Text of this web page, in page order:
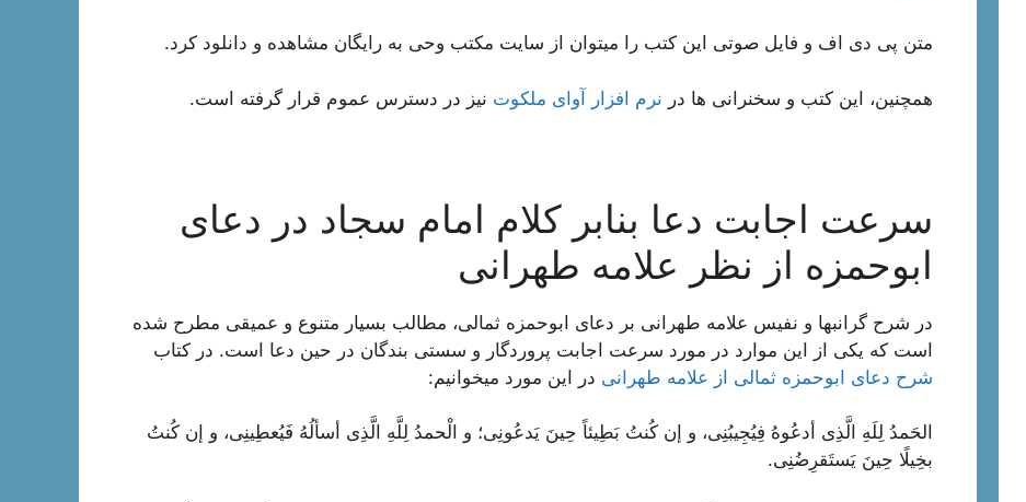
متن پی دی اف و فایل صوتی این کتب را میتوان از سایت مکتب وحی به رایگان مشاهده و دانلود کرد.
همچنین، این کتب و سخنرانی ها در نرم افزار آوای ملکوت نیز در دسترس عموم قرار گرفته است.
سرعت اجابت دعا بنابر کلام امام سجاد در دعای
ابوحمزه از نظر علامه طهرانی
در شرح گرانبها و نفیس علامه طهرانی بر دعای ابوحمزه ثمالی، مطالب بسیار متنوع و عمیقی مطرح شده
است که یکی از این موارد در مورد سرعت اجابت پروردگار و سستی بندگان در حین دعا است. در کتاب
شرح دعای ابوحمزه ثمالی از علامه طهرانی در این مورد میخوانیم:
الحَمدُ لِلَهِ الَّذِی أدعُوهُ فِیُجِیبُنِی، و إن کُنتُ بَطِیئاً حِینَ یَدعُونِی؛ و الْحمدُ لِلَّهِ الَّذِی أسألُهُ فَیُعطِینِی، و إن کُنتُ
بخِیلًا حِینَ یَستَقرِضُنِی.